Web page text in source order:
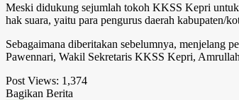
Meski didukung sejumlah tokoh KKSS Kepri untuk
hak suara, yaitu para pengurus daerah kabupaten/
Sebagaimana diberitakan sebelumnya, menjelang
Pawennari, Wakil Sekretaris KKSS Kepri,
Post Views: 1,374
Bagikan Berita